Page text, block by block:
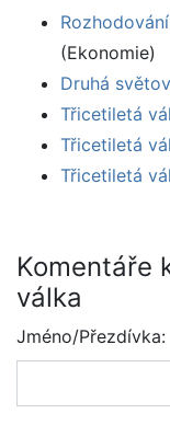
(Ekonomie)
Druhá
Třicetiletá
Třicetiletá
Třicetiletá
Komentáře
válka
Jméno/Přezdívka: